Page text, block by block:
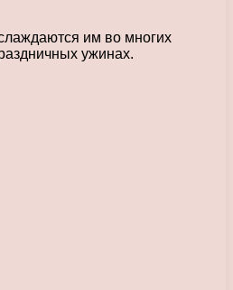
им во многих
ужинах.